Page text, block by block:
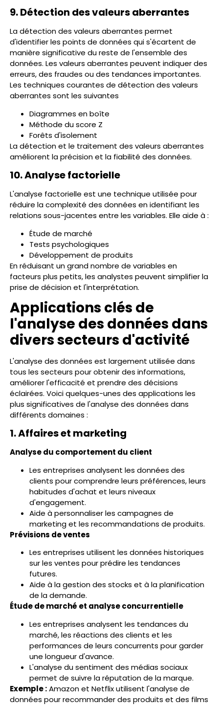
9. Détection des valeurs aberrantes
La détection des valeurs aberrantes permet
d'identifier les points de données qui s'écartent de
manière significative du reste de l'ensemble des
données. Les valeurs aberrantes peuvent indiquer des
erreurs, des fraudes ou des tendances importantes.
Les techniques courantes de détection des valeurs
aberrantes sont les suivantes
Diagrammes en boîte
Méthode du score Z
Forêts d'isolement
La détection et le traitement des valeurs aberrantes
améliorent la précision et la fiabilité des données.
10. Analyse factorielle
L'analyse factorielle est une technique utilisée pour
réduire la complexité des données en identifiant les
relations sous-jacentes entre les variables. Elle aide à :
Étude de marché
Tests psychologiques
Développement de produits
En réduisant un grand nombre de variables en
facteurs plus petits, les analystes peuvent simplifier la
prise de décision et l'interprétation.
Applications clés de
l'analyse des données dans
divers secteurs d'activité
L'analyse des données est largement utilisée dans
tous les secteurs pour obtenir des informations,
améliorer l'efficacité et prendre des décisions
éclairées. Voici quelques-unes des applications les
plus significatives de l'analyse des données dans
différents domaines :
1. Affaires et marketing
Analyse du comportement du client
Les entreprises analysent les données des
clients pour comprendre leurs préférences, leurs
habitudes d'achat et leurs niveaux
d'engagement.
Aide à personnaliser les campagnes de
marketing et les recommandations de produits.
Prévisions de ventes
Les entreprises utilisent les données historiques
sur les ventes pour prédire les tendances
futures.
Aide à la gestion des stocks et à la planification
de la demande.
Étude de marché et analyse concurrentielle
Les entreprises analysent les tendances du
marché, les réactions des clients et les
performances de leurs concurrents pour garder
une longueur d'avance.
L'analyse du sentiment des médias sociaux
permet de suivre la réputation de la marque.
Exemple :Amazon et Netflix utilisent l'analyse de
données pour recommander des produits et des films